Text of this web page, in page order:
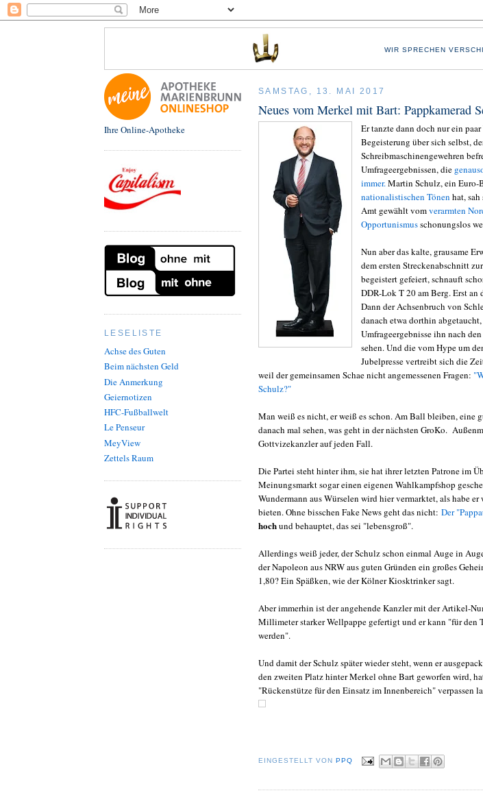
WIR SPRECHEN
Ihre Online-Apotheke
LESELISTE
Achse des Guten
Beim nächsten Geld
Die Anmerkung
Geiernotizen
HFC-Fußballwelt
Le Penseur
MeyView
Zettels Raum
SAMSTAG, 13. MAI 2017
Neues vom Merkel mit Bart: Pappkamerad
Er tanzte dann doch nur ein
Begeisterung über sich selbst,
Schreibmaschinengewehren
Umfrageergebnissen, die
immer. Martin Schulz, ein Euro-
nationalistischen Tönen hat,
Amt gewählt vomverarmten
Opportunismusschonungslos
Nun aber das kalte, grausame
dem ersten Streckenabschnitt
begeistert gefeiert, schnauft
DDR-Lok T 20 am Berg. Erst an
Dann der Achsenbruch von
danach etwa dorthin
Umfrageergebnisse ihn nach
sehen. Und die vom Hype um
Jubelpresse vertreibt sich die
weil der gemeinsamen Schae nicht angemessenen Fragen:
Schulz?"
Man weiß es nicht, er weiß es schon. Am Ball bleiben, eine
danach mal sehen, was geht in der nächsten GroKo.
Gottvizekanzler auf jeden Fall.
Die Partei steht hinter ihm, sie hat ihrer letzten Patrone im
Meinungsmarkt sogar einen eigenen Wahlkampfshop
Wundermann aus Würselen wird hier vermarktet, als habe
bieten. Ohne bisschen Fake News geht das nicht: Der
hochund behauptet, das sei "lebensgroß".
Allerdings weiß jeder, der Schulz schon einmal Auge in
der Napoleon aus NRW aus guten Gründen ein großes
1,80? Ein Späßken, wie der Kölner Kiosktrinker sagt.
Aber immerhin ist der angehende Kanzler mit der Artikel-
Millimeter starker Wellpappe gefertigt und er kann "für den
werden".
Und damit der Schulz später wieder steht, wenn er
den zweiten Platz hinter Merkel ohne Bart geworfen wird,
"Rückenstütze für den Einsatz im Innenbereich" verpassen
EINGESTELLT VON PPQ